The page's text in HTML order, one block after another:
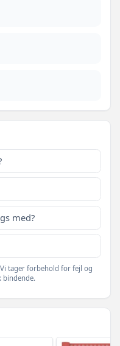
med?
tager forbehold for fejl og
bindende.